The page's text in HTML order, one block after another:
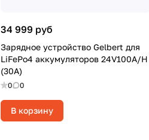
34 999 руб
Зарядное устройство Gelbert для
LiFePo4 аккумуляторов 24V100A/H
(30А)
0 0
В корзину